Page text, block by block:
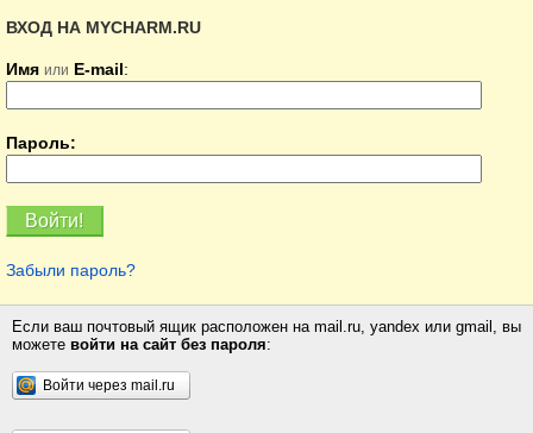
ВХОД НА MYCHARM.RU
Имя или E-mail:
Пароль:
Забыли пароль?
Если ваш почтовый ящик расположен на mail.ru, yandex или gmail, вы
можете войти на сайт без пароля:
Войти через mail.ru